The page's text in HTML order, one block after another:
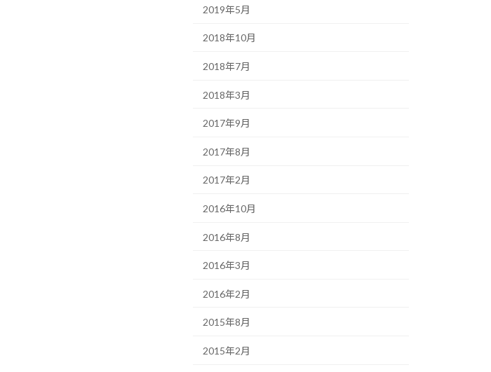
2019年5月
2018年10月
2018年7月
2018年3月
2017年9月
2017年8月
2017年2月
2016年10月
2016年8月
2016年3月
2016年2月
2015年8月
2015年2月